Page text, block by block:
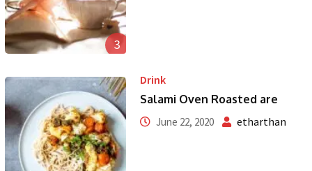
3
Drink
Salami Oven Roasted are
June 22, 2020 etharthan